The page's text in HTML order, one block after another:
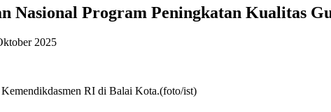
Nasional Program Peningkatan Kualitas
2025
RI di Balai Kota.(foto/ist)